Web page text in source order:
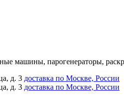
машины, парогенераторы,
д. 3 доставка по Москве, России
д. 3 доставка по Москве, России